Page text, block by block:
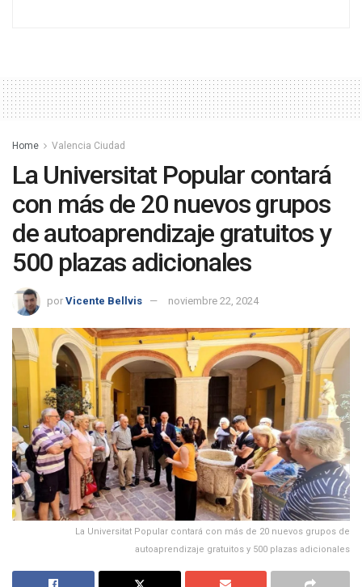
Home Valencia Ciudad
La Universitat Popular contará
con más de 20 nuevos grupos
de autoaprendizaje gratuitos y
500 plazas adicionales
por Vicente Bellvis noviembre 22, 2024
La Universitat Popular contará con más de 20 nuevos grupos de
autoaprendizaje gratuitos y 500 plazas adicionales